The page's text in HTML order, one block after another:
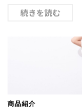
続きを読む
商品紹介